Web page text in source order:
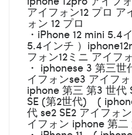
アイフォン12 プロ ア
ォン 12 プロ
・iPhone 12 mini 5.4
5.4インチ ）
フォン12ミニ アイフ
・ iphonese 3 第三世
イフォンse3 アイフ
iphone 第三 第3 世代
SE (第2世代) (
代 se2 SE2 アイフォ
イフォン iphone 第二